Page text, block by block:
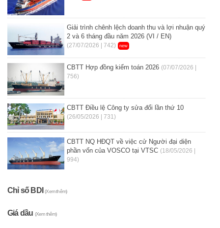
Giải trình chênh lệch doanh thu và lợi nhuận quý
2 và 6 tháng đầu năm 2026 (VI / EN)
(27/07/2026 | 742) new
CBTT Hợp đồng kiểm toán 2026 (07/07/2026 |
756)
CBTT Điều lệ Công ty sửa đổi lần thứ 10
(26/05/2026 | 731)
CBTT NQ HĐQT về việc cử Người đại diện
phần vốn của VOSCO tại VTSC (18/05/2026 |
994)
Chỉ số BDI(Xem thêm)
Giá dầu (Xem thêm)